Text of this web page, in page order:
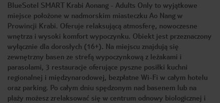
BlueSotel SMART Krabi Aonang - Adults Only to wyjątkowe
miejsce położone w nadmorskim miasteczku Ao Nang w
Prowincji Krabi. Oferuje relaksującą atmosferę, nowoczesne
wnętrza i wysoki komfort wypoczynku. Obiekt jest przeznaczony
wyłącznie dla dorosłych (16+). Na miejscu znajdują się
zewnętrzny basen ze strefą wypoczynkową z leżakami i
parasolami, 3 restauracje oferujące pyszne posiłki kuchni
regionalnej i międzynarodowej, bezpłatne Wi-Fi w całym hotelu
oraz parking. Po całym dniu spędzonym nad basenem lub na
plaży możesz zrelaksować się w centrum odnowy biologicznej i